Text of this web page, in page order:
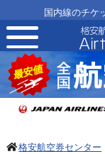
国内線のチケ
toggle
navigation
格安航空券センター